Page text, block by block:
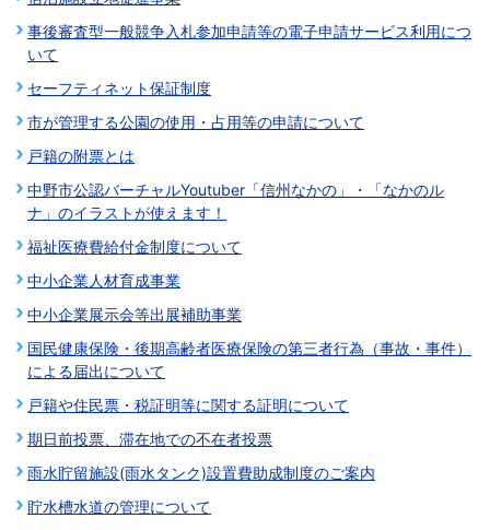
事後審査型一般競争入札参加申請等の電子申請サービス利用につ
いて
セーフティネット保証制度
市が管理する公園の使用・占用等の申請について
戸籍の附票とは
中野市公認バーチャルYoutuber「信州なかの」・「なかのル
ナ」のイラストが使えます！
福祉医療費給付金制度について
中小企業人材育成事業
中小企業展示会等出展補助事業
国民健康保険・後期高齢者医療保険の第三者行為（事故・事件）
による届出について
戸籍や住民票・税証明等に関する証明について
期日前投票、滞在地での不在者投票
雨水貯留施設(雨水タンク)設置費助成制度のご案内
貯水槽水道の管理について